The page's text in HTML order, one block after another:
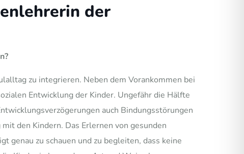
der
zu integrieren. Neben dem Vorankommen bei
Entwicklung der Kinder. Ungefähr die Hälfte
auch Bindungsstörungen
den Kindern. Das Erlernen von gesunden
genau zu schauen und zu begleiten, dass keine